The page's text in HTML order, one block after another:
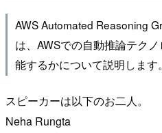
AWS Automated Reasoning
は、AWSでの自動推論テク
能するかについて説明します
スピーカーは以下のお二人。
Neha Rungta